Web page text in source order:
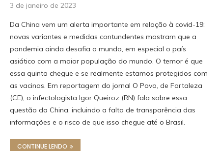
3 de janeiro de 2023
Da China vem um alerta importante em relação à covid-19:
novas variantes e medidas contundentes mostram que a
pandemia ainda desafia o mundo, em especial o país
asiático com a maior população do mundo. O temor é que
essa quinta chegue e se realmente estamos protegidos com
as vacinas. Em reportagem do jornal O Povo, de Fortaleza
(CE), o infectologista Igor Queiroz (RN) fala sobre essa
questão da China, incluindo a falta de transparência das
informações e o risco de que isso chegue até o Brasil.
CONTINUE LENDO